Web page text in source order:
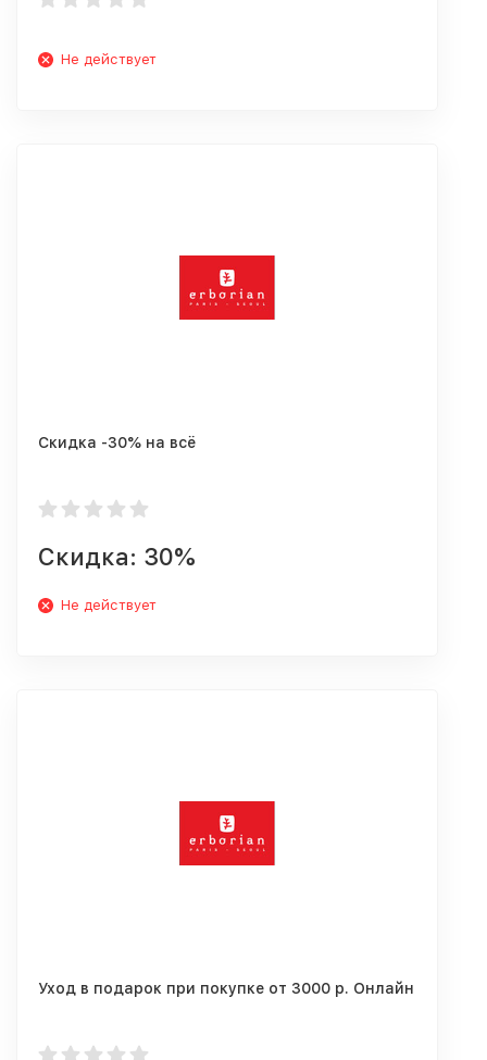
Не действует
Скидка -30% на всё
Скидка: 30%
Не действует
Уход в подарок при покупке от 3000 р. Онлайн